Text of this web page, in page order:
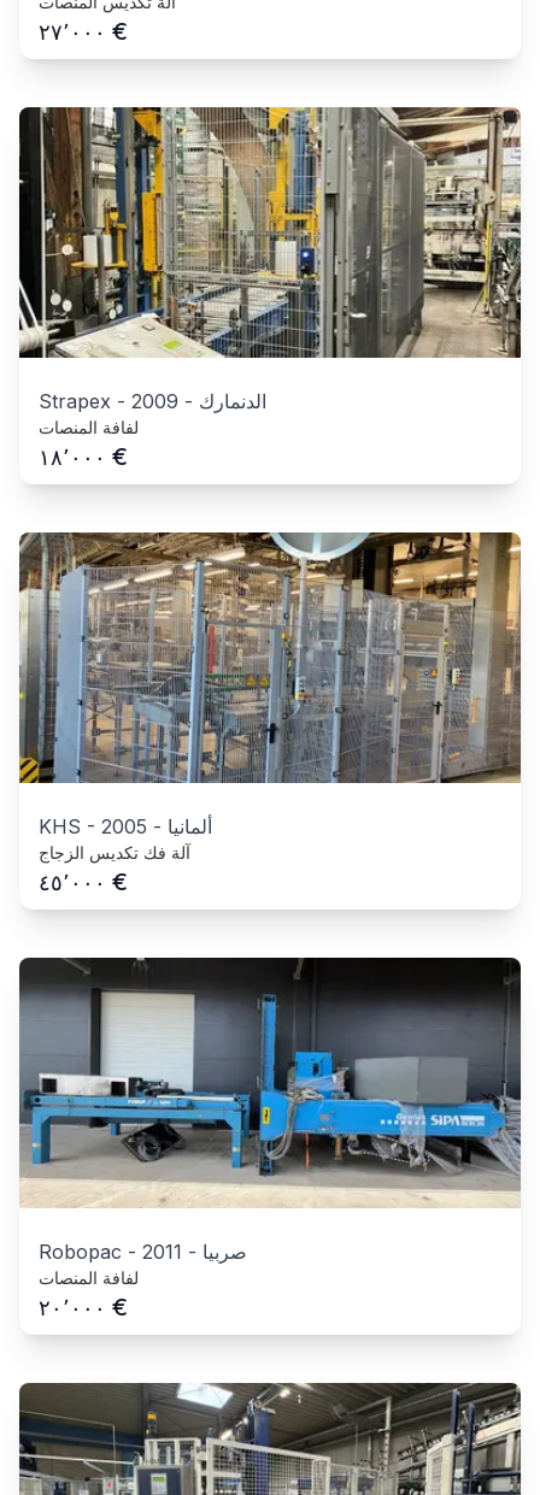
٢٧٬٠٠٠ €
Strapex - 2009 - الدنمارك
لفافة المنصات
١٨٬٠٠٠ €
KHS - 2005 - ألمانيا
آلة فك تكديس الزجاج
٤٥٬٠٠٠ €
Robopac - 2011 - صربيا
لفافة المنصات
٢٠٬٠٠٠ €